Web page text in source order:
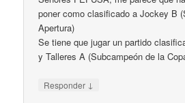
poner como clasificado a Jockey B
Apertura)
Se tiene que jugar un partido
y Talleres A (Subcampeón de la
Responder ↓